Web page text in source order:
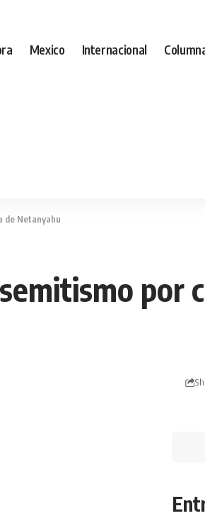
Mexico Internacional
de Netanyahu
por